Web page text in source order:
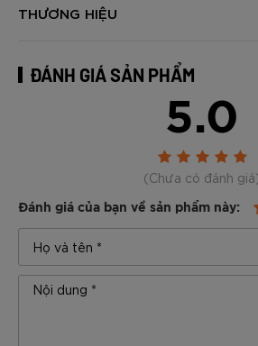
THƯƠNG HIỆU
ĐÁNH GIÁ SẢN PHẨM
5.0
(Chưa có đánh
Đánh giá của bạn về sản phẩm này: